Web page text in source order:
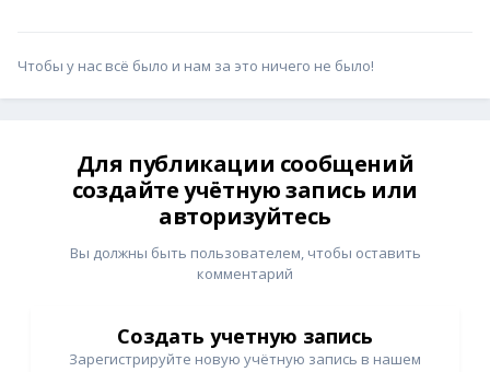
Чтобы у нас всё было и нам за это ничего не было!
Для публикации сообщений
создайте учётную запись или
авторизуйтесь
Вы должны быть пользователем, чтобы оставить
комментарий
Создать учетную запись
Зарегистрируйте новую учётную запись в нашем